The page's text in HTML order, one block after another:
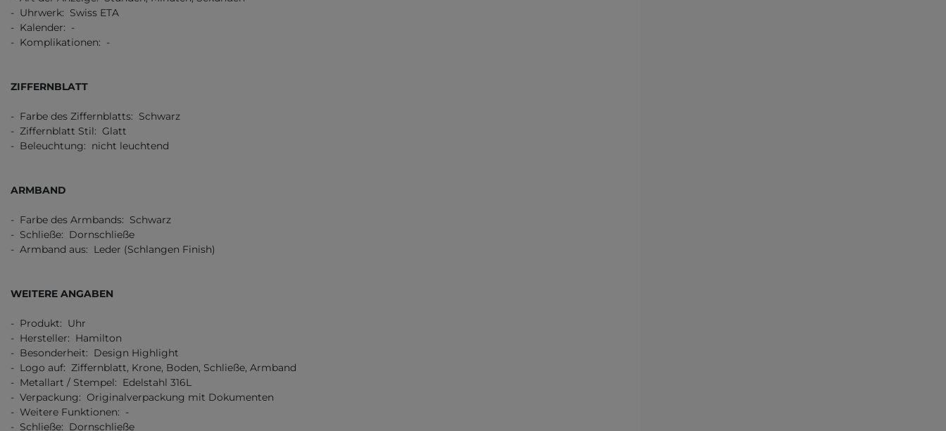
- Uhrwerk: Swiss ETA
- Kalender: -
- Komplikationen: -
ZIFFERNBLATT
- Farbe des Ziffernblatts: Schwarz
- Ziffernblatt Stil: Glatt
- Beleuchtung: nicht leuchtend
ARMBAND
- Farbe des Armbands: Schwarz
- Schließe: Dornschließe
- Armband aus: Leder (Schlangen Finish)
WEITERE ANGABEN
- Produkt: Uhr
- Hersteller: Hamilton
- Besonderheit: Design Highlight
- Logo auf: Ziffernblatt, Krone, Boden, Schließe, Armband
- Metallart / Stempel: Edelstahl 316L
- Verpackung: Originalverpackung mit Dokumenten
- Weitere Funktionen: -
- Schließe: Dornschließe